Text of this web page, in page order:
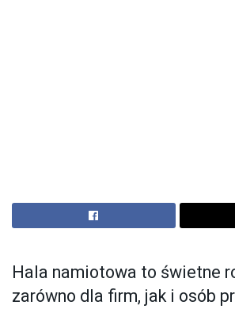
Hala namiotowa to świetne
zarówno dla firm, jak i osób